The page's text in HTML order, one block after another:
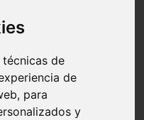
de
de
para
y